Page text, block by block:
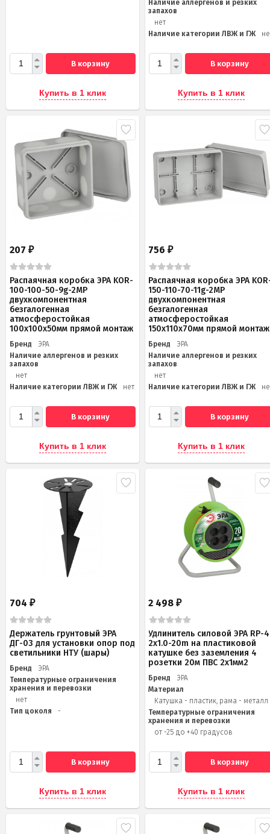
В корзину
Купить в 1 клик
Наличие аллергенов и резких
запахов
нет
Наличие категории ЛВЖ и ГЖ
В корзину
Купить в 1 клик
207 ₽
Распаячная коробка ЭРА KOR-
100-100-50-9g-2MP
двухкомпонентная
безгалогенная
атмосферостойкая
100х100х50мм прямой монтаж
Бренд
ЭРА
Наличие аллергенов и резких
запахов
нет
Наличие категории ЛВЖ и ГЖ
нет
В корзину
Купить в 1 клик
756₽
Распаячная коробка ЭРА
150-110-70-11g-2MP
двухкомпонентная
безгалогенная
атмосферостойкая
150х110х70мм прямой монтаж
Бренд
ЭРА
Наличие аллергенов и резких
запахов
нет
Наличие категории ЛВЖ и ГЖ
В корзину
Купить в 1 клик
704 ₽
Держатель грунтовый ЭРА
ДГ-03 для установки опор под
светильники НТУ (шары)
Бренд
ЭРА
Температурные ограничения
хранения и перевозки
нет
Тип цоколя
-
В корзину
Купить в 1 клик
2 498₽
Удлинитель силовой ЭРА RP-
2x1.0-20m на пластиковой
катушке без заземления 4
розетки 20м ПВС 2х1мм2
Бренд
ЭРА
Материал
Катушка - пластик, рама - металл
Температурные ограничения
хранения и перевозки
от -25 до +40 градусов
В корзину
Купить в 1 клик